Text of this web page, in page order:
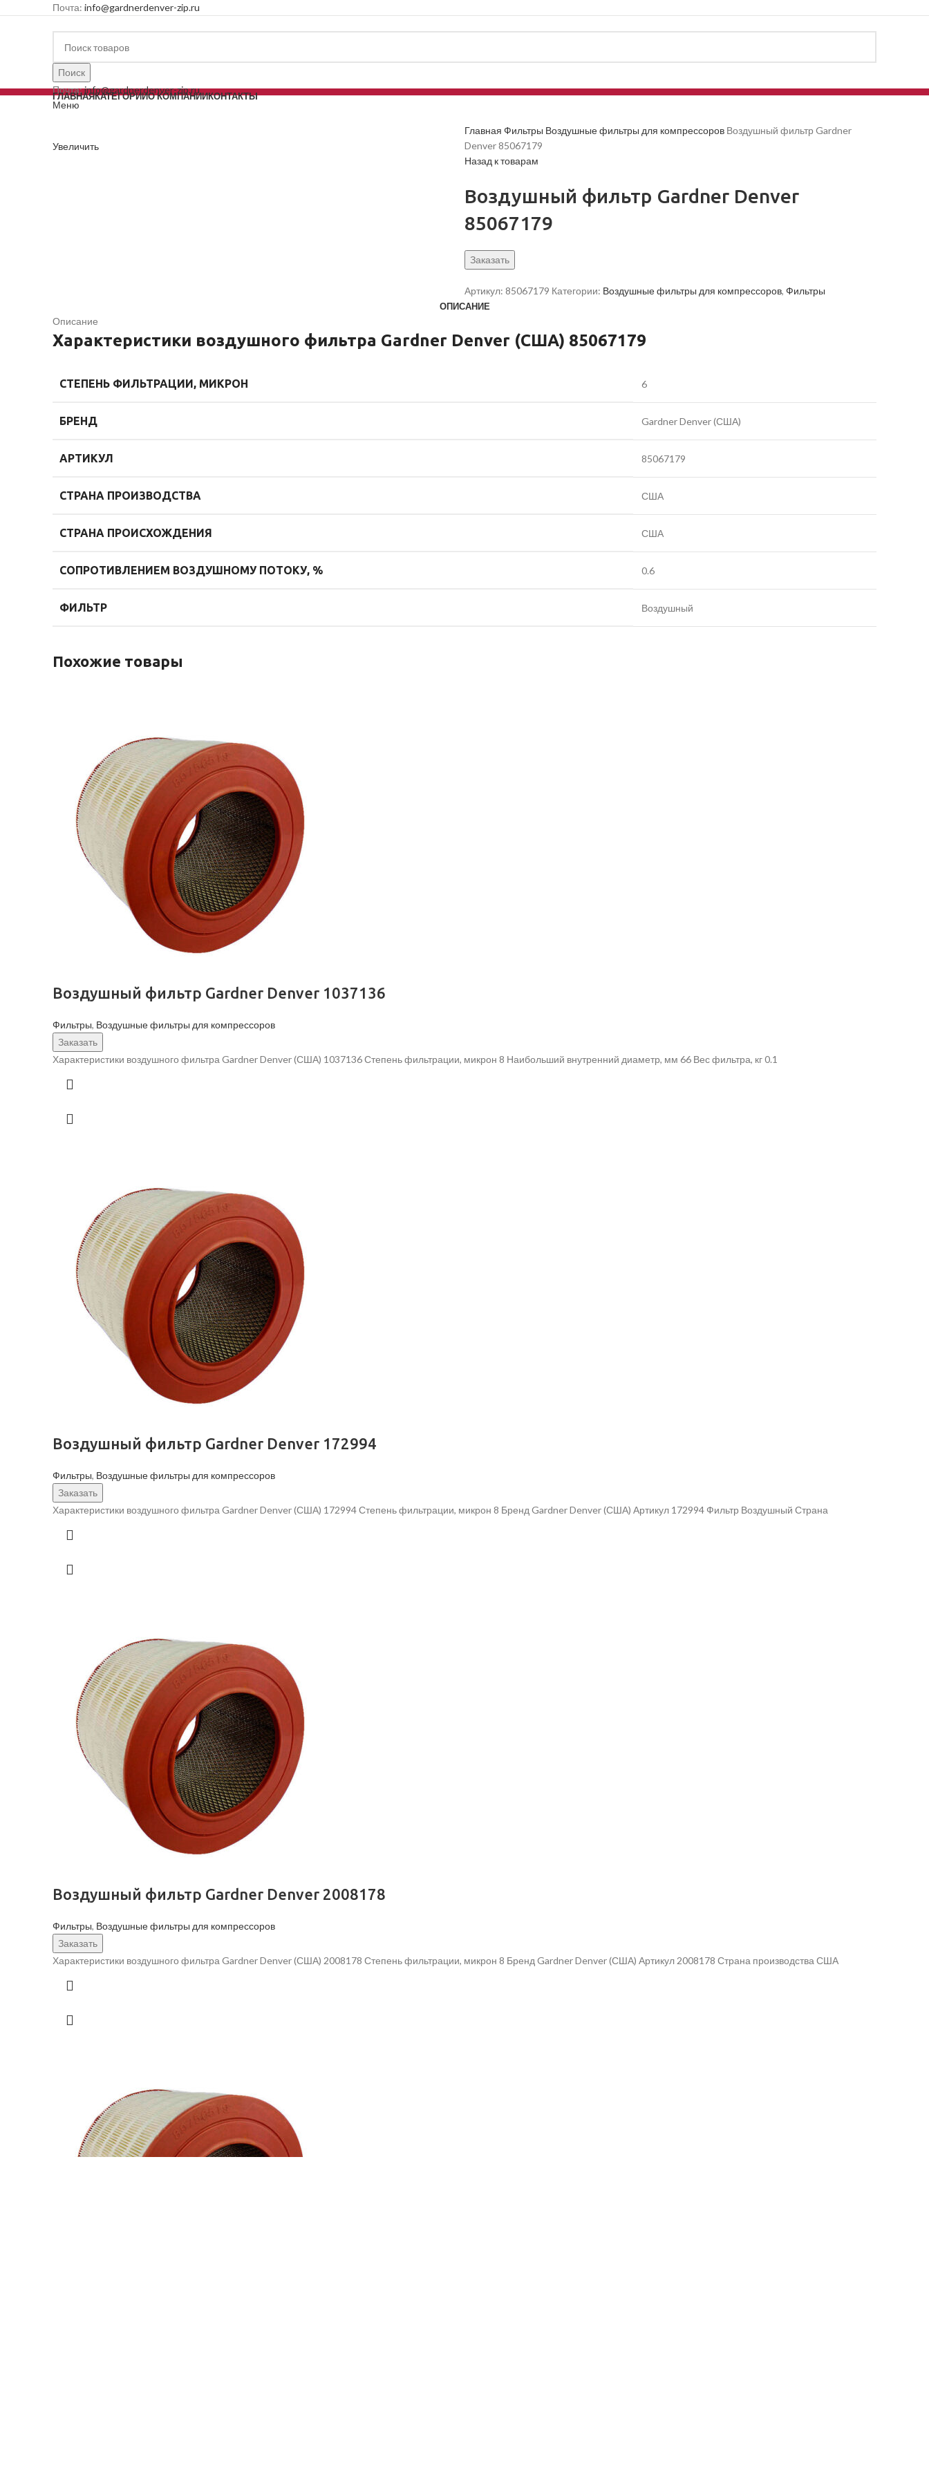
Почта: info@gardnerdenver-zip.ru
Поиск
Почта:info@gardnerdenver-zip.ru
Меню
ГЛАВНАЯКАТЕГОРИИО КОМПАНИИКОНТАКТЫ
Увеличить
Главная Фильтры Воздушные фильтры для компрессоров Воздушный фильтр Gardner
Denver 85067179
Назад к товарам
Воздушный фильтр Gardner Denver
85067179
Заказать
Артикул: 85067179 Категории: Воздушные фильтры для компрессоров, Фильтры
ОПИСАНИЕ
Описание
Характеристики воздушного фильтра Gardner Denver (США) 85067179
СТЕПЕНЬ ФИЛЬТРАЦИИ, МИКРОН 6
БРЕНД Gardner Denver (США)
АРТИКУЛ 85067179
СТРАНА ПРОИЗВОДСТВА США
СТРАНА ПРОИСХОЖДЕНИЯ США
СОПРОТИВЛЕНИЕМ ВОЗДУШНОМУ ПОТОКУ, % 0.6
ФИЛЬТР Воздушный
Похожие товары
Воздушный фильтр Gardner Denver 1037136
Фильтры, Воздушные фильтры для компрессоров
Заказать
Характеристики воздушного фильтра Gardner Denver (США) 1037136 Степень фильтрации, микрон 8 Наибольший внутренний диаметр, мм 66 Вес фильтра, кг 0.1
Воздушный фильтр Gardner Denver 172994
Фильтры, Воздушные фильтры для компрессоров
Заказать
Характеристики воздушного фильтра Gardner Denver (США) 172994 Степень фильтрации, микрон 8 Бренд Gardner Denver (США) Артикул 172994 Фильтр Воздушный Страна
Воздушный фильтр Gardner Denver 2008178
Фильтры, Воздушные фильтры для компрессоров
Заказать
Характеристики воздушного фильтра Gardner Denver (США) 2008178 Степень фильтрации, микрон 8 Бренд Gardner Denver (США) Артикул 2008178 Страна производства США